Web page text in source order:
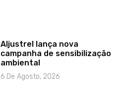
Aljustrel lança nova
campanha de sensibilização
ambiental
6 De Agosto, 2026